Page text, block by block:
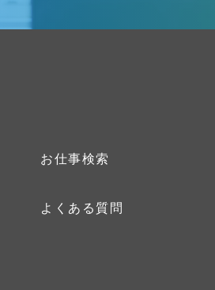
お仕事検索
よくある質問